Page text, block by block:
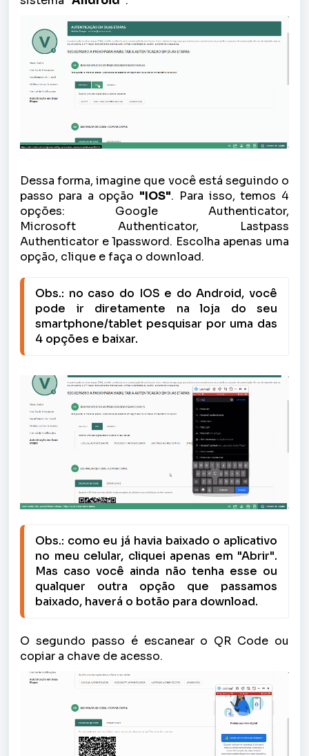
Dessa forma, imagine que você está seguindo o
passo para a opção "IOS". Para isso, temos 4
opções: Google Authenticator,
Microsoft Authenticator, Lastpass
Authenticator e 1password. Escolha apenas uma
opção, clique e faça o download.
Obs.: no caso do IOS e do Android, você
pode ir diretamente na loja do seu
smartphone/tablet pesquisar por uma das
4 opções e baixar.
Obs.: como eu já havia baixado o aplicativo
no meu celular, cliquei apenas em "Abrir".
Mas caso você ainda não tenha esse ou
qualquer outra opção que passamos
baixado, haverá o botão para download.
O segundo passo é escanear o QR Code ou
copiar a chave de acesso.